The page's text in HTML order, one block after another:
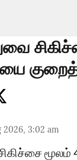
2026, 3:02 am